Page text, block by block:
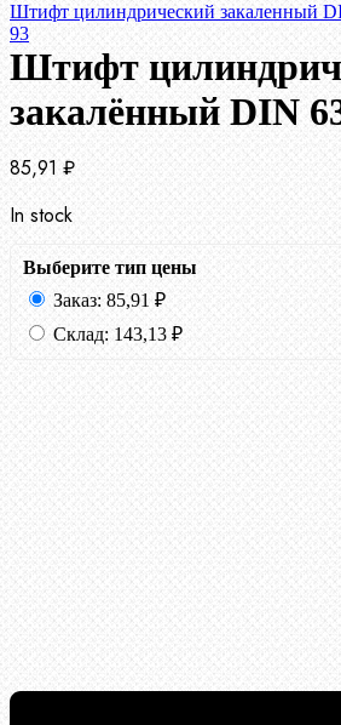
Штифт цилиндрический закаленный
93
Штифт
закалённый DIN
85,91 ₽
In stock
Выберите тип цены
Заказ: 85,91 ₽
Склад: 143,13 ₽